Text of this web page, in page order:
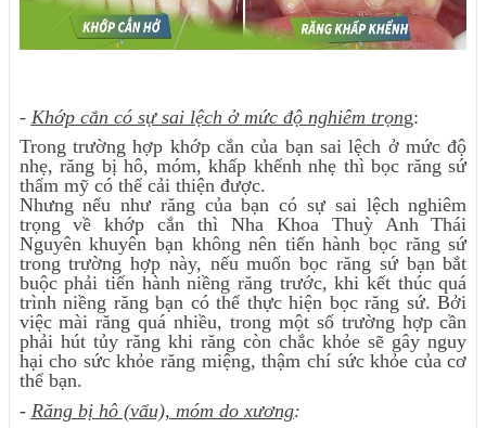
- Khớp cắn có sự sai lệch ở mức độ nghiêm trọng:
Trong trường hợp khớp cắn của bạn sai lệch ở mức độ
nhẹ, răng bị hô, móm, khấp khểnh nhẹ thì bọc răng sứ
thẩm mỹ có thể cải thiện được.
Nhưng nếu như răng của bạn có sự sai lệch nghiêm
trọng về khớp cắn thì Nha Khoa Thuỳ Anh Thái
Nguyên khuyên bạn không nên tiến hành bọc răng sứ
trong trường hợp này, nếu muốn bọc răng sứ bạn bắt
buộc phải tiến hành niềng răng trước, khi kết thúc quá
trình niềng răng bạn có thể thực hiện bọc răng sứ. Bởi
việc mài răng quá nhiều, trong một số trường hợp cần
phải hút tủy răng khi răng còn chắc khỏe sẽ gây nguy
hại cho sức khỏe răng miệng, thậm chí sức khỏe của cơ
thể bạn.
- Răng bị hô (vẩu), móm do xương: